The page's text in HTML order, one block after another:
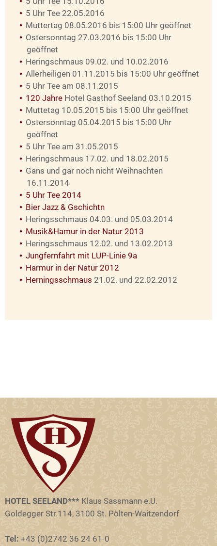
5 Uhr Tee 22.05.2016
Muttertag 08.05.2016 bis 15:00 Uhr geöffnet
Ostersonntag 27.03.2016 bis 15:00 Uhr
geöffnet
Heringschmaus 09.02. und 10.02.2016
Allerheiligen 01.11.2015 bis 15:00 Uhr geöffnet
5 Uhr Tee am 08.11.2015
120 Jahre Hotel Gasthof Seeland 03.10.2015
Muttetag 10.05.2015 bis 15:00 Uhr geöffnet
Ostersonntag 05.04.2015 bis 15:00 Uhr
geöffnet
5 Uhr Tee am 31.05.2015
Heringschmaus 17.02. und 18.02.2015
Gans und gar noch nicht Weihnachten
16.11.2014
5 Uhr Tee 2014
Bier Jazz & Gschichtn
Heringsschmaus 04.03. und 05.03.2014
Musik&Hamur in der Natur 2013
Heringsschmaus 12.02. und 13.02.2013
Jungfernfahrt mit LUP-Linie 9a
Harmur in der Natur 2012
Herningsschmaus 21.02. und 22.02.2012
HOTEL SEELAND*** Klaus Sassmann e.U.
Goldegger Str.114, 3100 St. Pölten-Waitzendorf
Tel: +43 (0)2742 36 24 61-0